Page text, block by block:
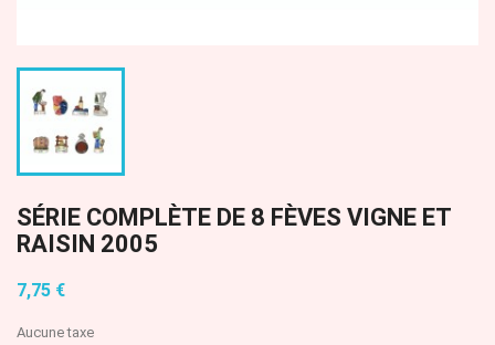
SÉRIE COMPLÈTE DE 8 FÈVES VIGNE ET
RAISIN 2005
7,75 €
Aucune taxe